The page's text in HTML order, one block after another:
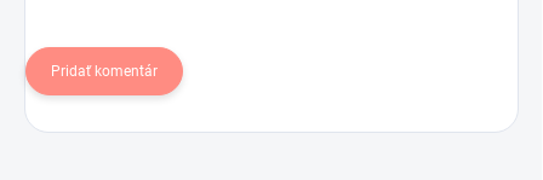
Pridať komentár